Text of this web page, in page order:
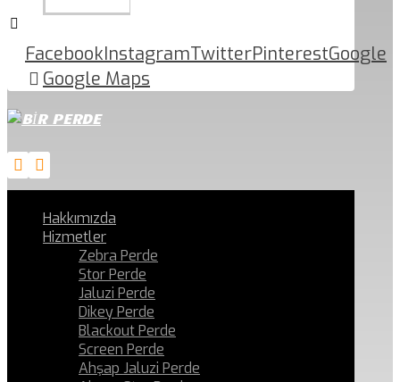
FacebookInstagramTwitterPinterestGoogle
Google Maps
Hakkımızda
Hizmetler
Zebra Perde
Stor Perde
Jaluzi Perde
Dikey Perde
Blackout Perde
Screen Perde
Ahşap Jaluzi Perde